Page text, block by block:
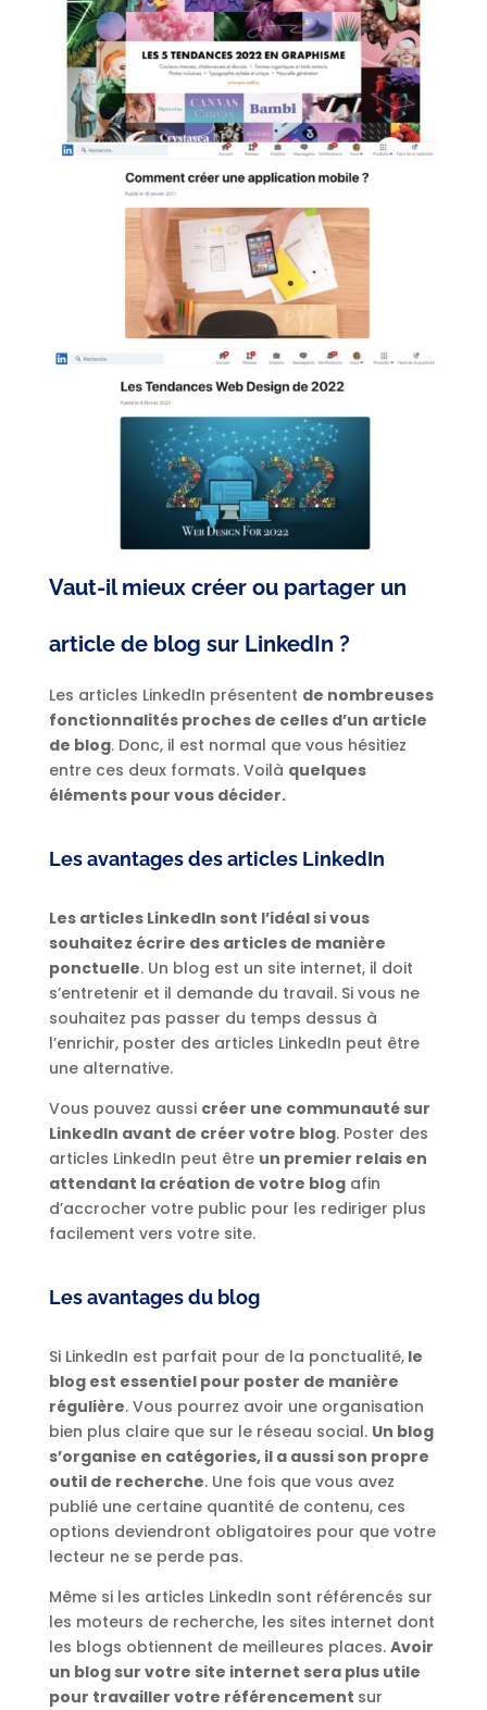
Vaut-il mieux créer ou partager un
article de blog sur LinkedIn ?
Les articles LinkedIn présentent de nombreuses
fonctionnalités proches de celles d’un article
de blog. Donc, il est normal que vous hésitiez
entre ces deux formats. Voilà quelques
éléments pour vous décider.
Les avantages des articles LinkedIn
Les articles LinkedIn sont l’idéal si vous
souhaitez écrire des articles de manière
ponctuelle. Un blog est un site internet, il doit
s’entretenir et il demande du travail. Si vous ne
souhaitez pas passer du temps dessus à
l’enrichir, poster des articles LinkedIn peut être
une alternative.
Vous pouvez aussi créer une communauté sur
LinkedIn avant de créer votre blog. Poster des
articles LinkedIn peut être un premier relais en
attendant la création de votre blogafin
d’accrocher votre public pour les rediriger plus
facilement vers votre site.
Les avantages du blog
Si LinkedIn est parfait pour de la ponctualité,le
blog est essentiel pour poster de manière
régulière. Vous pourrez avoir une organisation
bien plus claire que sur le réseau social. Un blog
s’organise en catégories, il a aussi son propre
outil de recherche. Une fois que vous avez
publié une certaine quantité de contenu, ces
options deviendront obligatoires pour que votre
lecteur ne se perde pas.
Même si les articles LinkedIn sont référencés sur
les moteurs de recherche, les sites internet dont
les blogs obtiennent de meilleures places. Avoir
un blog sur votre site internet sera plus utile
pour travailler votre référencement sur